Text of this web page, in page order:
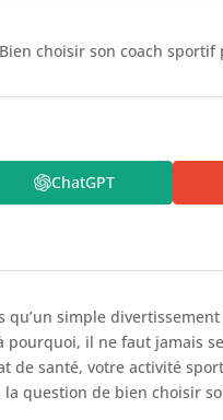
Bien choisir son coach sportif
ChatGPT
qu’un simple
pourquoi, il ne faut jamais
de santé, votre activité
la question de bien choisir